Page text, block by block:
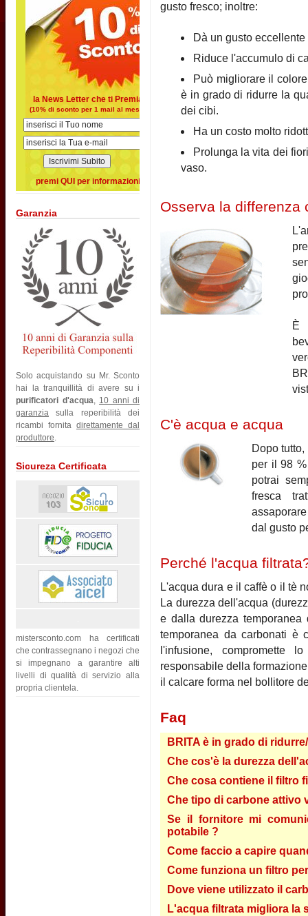
la News Letter che ti Premia
(10% di sconto per 1 mail al mese)
premi QUI per informazioni
Garanzia
Solo acquistando su Mr. Sconto
hai la tranquillità di avere su i
purificatori d'acqua, 10 anni di
garanzia sulla reperibilità dei
ricambi fornita direttamente dal
produttore.
Sicureza Certificata
mistersconto.com ha certificati
che contrassegnano i negozi che
si impegnano a garantire alti
livelli di qualità di servizio alla
propria clientela.
gusto fresco; inoltre:
Dà un gusto eccellente
Riduce l'accumulo di
Può migliorare il
è in grado di ridurre la
dei cibi.
Ha un costo molto
Prolunga la vita dei
vaso.
Osserva la differenza
È
C'è acqua e acqua
Dopo
per il 98
potrai
fresca
dal gusto
Perché l'acqua
L'acqua dura e il caffè o il tè
La durezza dell'acqua
e dalla durezza
temporanea da carbonati è
l'infusione, compromette
responsabile della
il calcare forma nel bollitore
Faq
BRITA è in grado di
Che cos'è la durezza
Che cosa contiene il filtro
Che tipo di carbone attivo
Se il fornitore mi
potabile ?
Come faccio a capire
Come funziona un filtro
Dove viene utilizzato il
L'acqua filtrata migliora la